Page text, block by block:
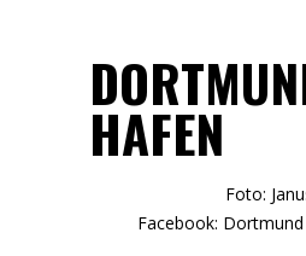
HAFEN
Foto:
Facebook: